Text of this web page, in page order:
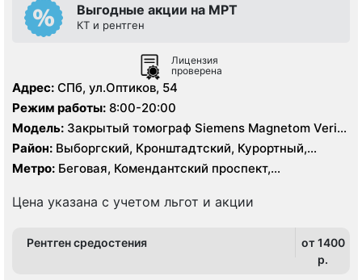
Выгодные акции на МРТ
КТ и рентген
Лицензия
проверена
Адрес: СПб, ул.Оптиков, 54
Режим работы: 8:00-20:00
Модель: Закрытый томограф Siemens Magnetom Verio
1.5 Тесла, КТ Siemens 64 среза
Район: Выборгский, Кронштадтский, Курортный,
Ленинградская область, Приморский
Метро: Беговая, Комендантский проспект,
Цена указана с учетом льгот и акции
Рентген средостения
от 1400
p.